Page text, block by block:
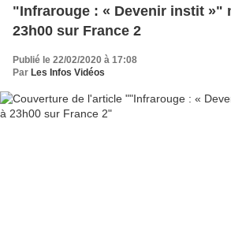
"Infrarouge : « Devenir instit »"
23h00 sur France 2
Publié le 22/02/2020 à 17:08
Par Les Infos Vidéos